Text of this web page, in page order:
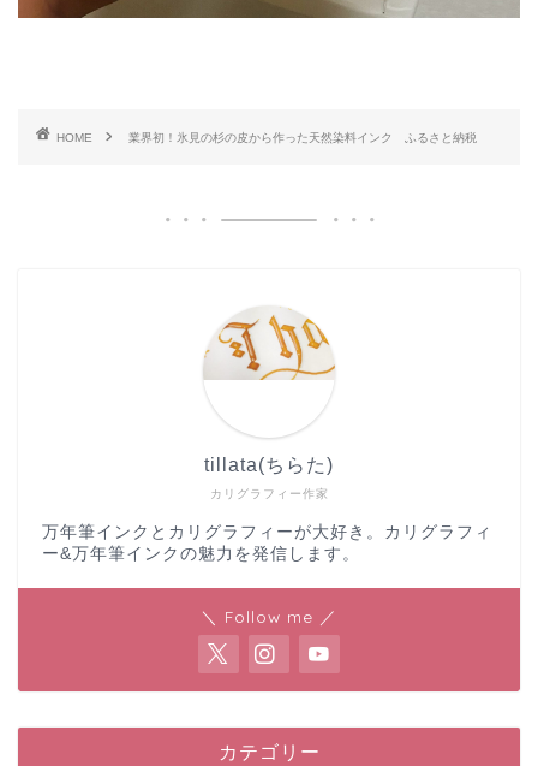
HOME 業界初！氷見の杉の皮から作った天然染料インク ふるさと納税
カリグラフィー作家
tillata(ちらた)
万年筆インクとカリグラフィーが大好き。カリグラフィ
ー&万年筆インクの魅力を発信します。
＼ Follow me ／
カテゴリー